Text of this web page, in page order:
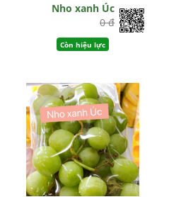
Nho xanh Úc
0 đ
Còn hiệu lực